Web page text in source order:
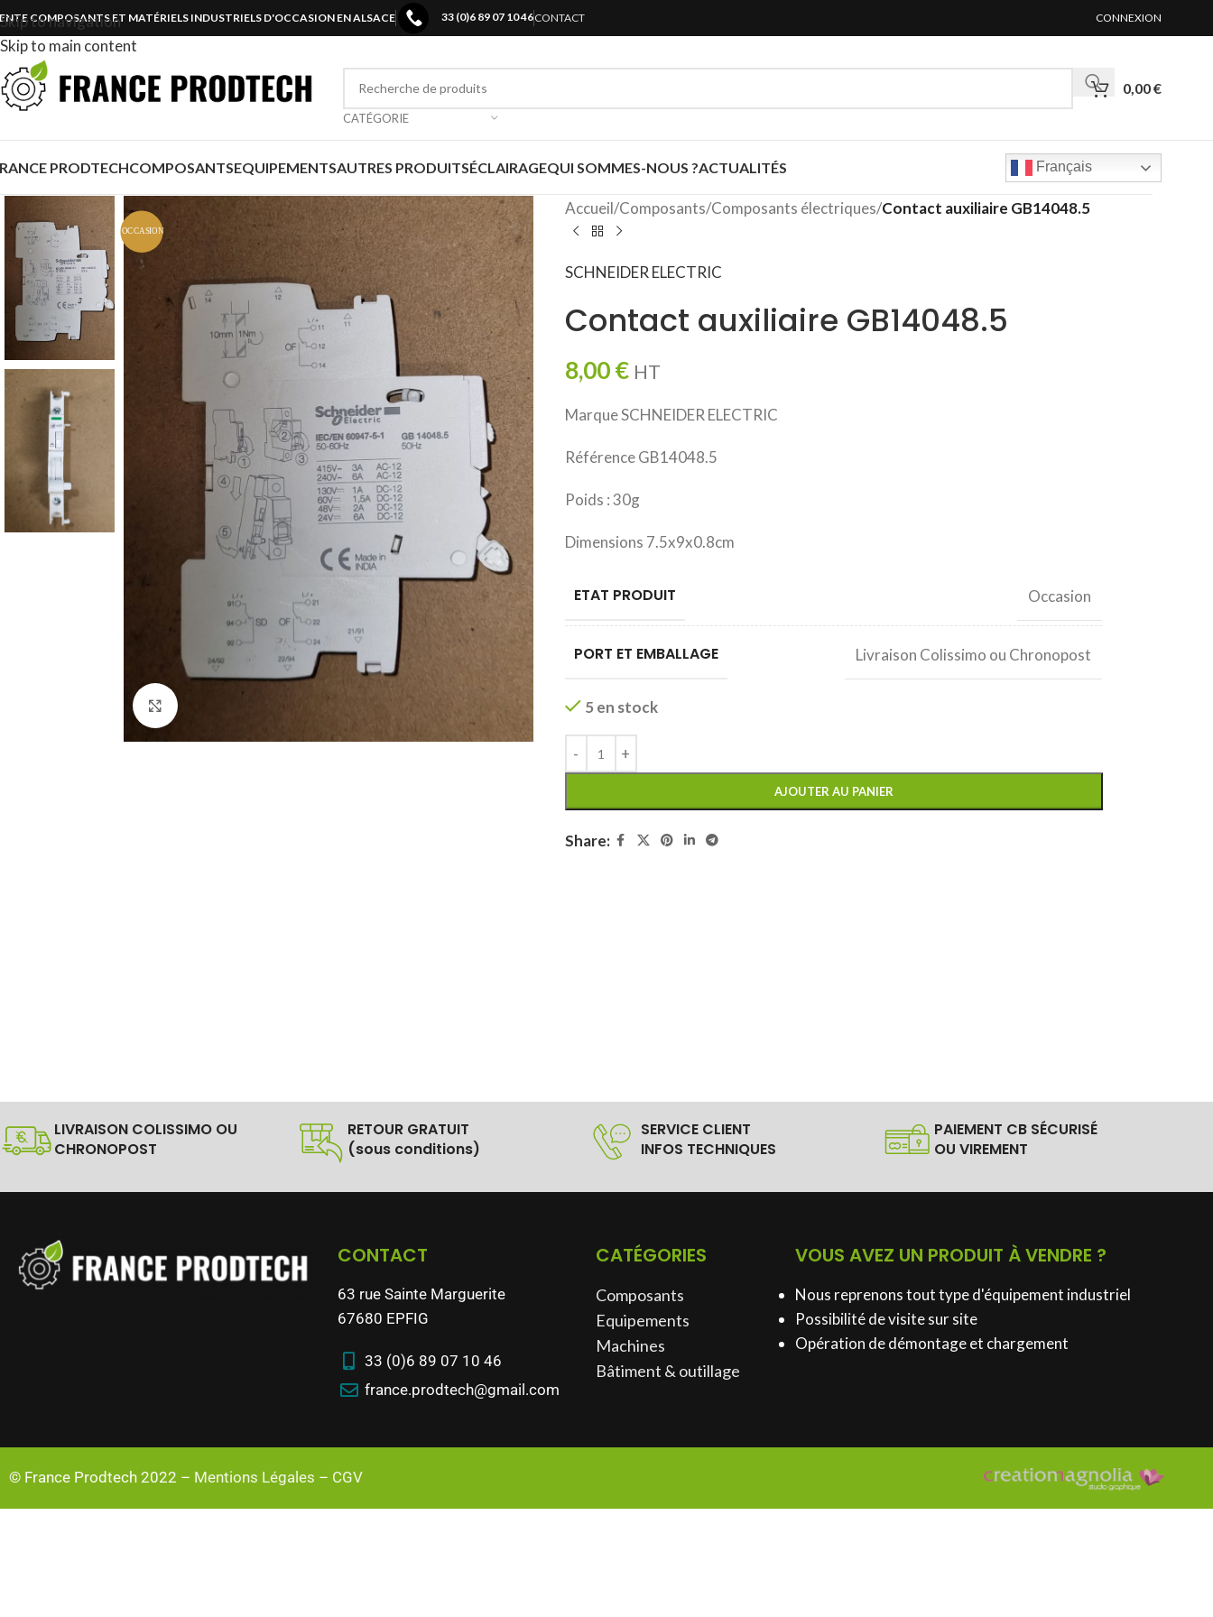
Skip to navigation
Skip to main content
COMPOSANTS ET MATÉRIELS INDUSTRIELS D'OCCASION EN ALSACE 33 (0)6 89 07 10 46CONTACT CONNEXION
CATÉGORIE
0,00€
PRODTECHCOMPOSANTSEQUIPEMENTSAUTRES PRODUITSÉCLAIRAGEQUI SOMMES-NOUS ?ACTUALITÉS Français
Accueil/Composants/Composants électriques/Contact auxiliaire GB14048.5
SCHNEIDER ELECTRIC
Contact auxiliaire GB14048.5
8,00€ HT
Marque SCHNEIDER ELECTRIC
Référence GB14048.5
Poids : 30g
Dimensions 7.5x9x0.8cm
ETAT PRODUIT Occasion
PORT ET EMBALLAGE Livraison Colissimo ou Chronopost
5 en stock
AJOUTER AU PANIER
Share:
LIVRAISON COLISSIMO OU
CHRONOPOST
RETOUR GRATUIT
(sous conditions)
SERVICE CLIENT
INFOS TECHNIQUES
PAIEMENT CB SÉCURISÉ
OU VIREMENT
CONTACT
63 rue Sainte Marguerite
67680 EPFIG
33 (0)6 89 07 10 46
france.prodtech@gmail.com
CATÉGORIES
Composants
Equipements
Machines
Bâtiment & outillage​
VOUS AVEZ UN PRODUIT À VENDRE ?
Nous reprenons tout type d'équipement industriel
Possibilité de visite sur site
Opération de démontage et chargement
© France Prodtech 2022 – Mentions Légales – CGV